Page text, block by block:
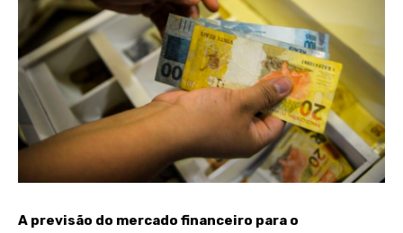
A previsão do mercado financeiro para o